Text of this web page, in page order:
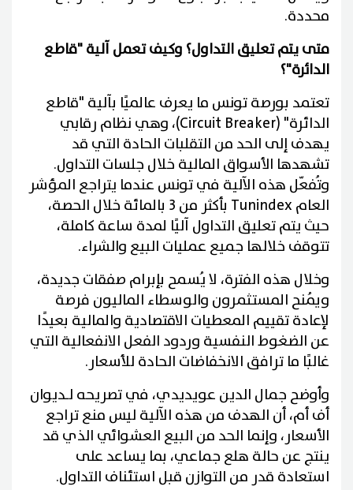
محددة.
متى يتم تعليق التداول؟ وكيف تعمل آلية "قاطع
الدائرة"؟
تعتمد بورصة تونس ما يعرف عالميًا بآلية "قاطع
الدائرة" (Circuit Breaker)، وهي نظام رقابي
يهدف إلى الحد من التقلبات الحادة التي قد
تشهدها الأسواق المالية خلال جلسات التداول.
وتُفعّل هذه الآلية في تونس عندما يتراجع المؤشر
العام Tunindex بأكثر من 3 بالمائة خلال الحصة،
حيث يتم تعليق التداول آليًا لمدة ساعة كاملة،
تتوقف خلالها جميع عمليات البيع والشراء.
وخلال هذه الفترة، لا يُسمح بإبرام صفقات جديدة،
ويُمنح المستثمرون والوسطاء الماليون فرصة
لإعادة تقييم المعطيات الاقتصادية والمالية بعيدًا
عن الضغوط النفسية وردود الفعل الانفعالية التي
غالبًا ما ترافق الانخفاضات الحادة للأسعار.
وأوضح جمال الدين عويديدي، في تصريحه لـديوان
أف أم، أن الهدف من هذه الآلية ليس منع تراجع
الأسعار، وإنما الحد من البيع العشوائي الذي قد
ينتج عن حالة هلع جماعي، بما يساعد على
استعادة قدر من التوازن قبل استئناف التداول.